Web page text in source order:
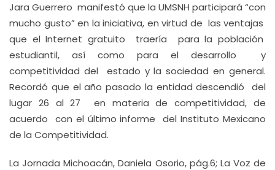
Jara Guerrero manifestó que la UMSNH participará “con
mucho gusto” en la iniciativa, en virtud de las ventajas
que el Internet gratuito traería para la población
estudiantil, así como para el desarrollo y
competitividad del estado y la sociedad en general.
Recordó que el año pasado la entidad descendió del
lugar 26 al 27 en materia de competitividad, de
acuerdo con el último informe del Instituto Mexicano
de la Competitividad.
La Jornada Michoacán, Daniela Osorio, pág.6; La Voz de